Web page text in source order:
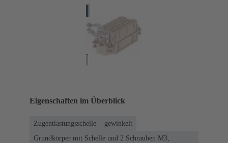
Eigenschaften im Überblick
Zugentlastungsschelle
gewinkelt
Grundkörper mit Schelle und 2 Schrauben M3,